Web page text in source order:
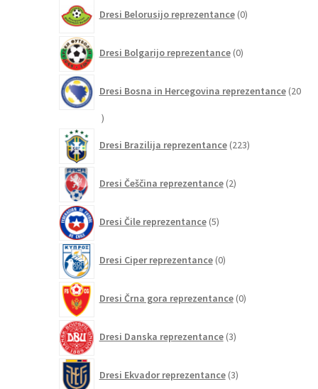
Dresi Belorusijo reprezentance 0izdelkov
Dresi Bolgarijo reprezentance 0izdelkov
Dresi Bosna in Hercegovina reprezentance 20
20
Dresi Brazilija reprezentance 223izdelkov
Dresi Češčina reprezentance 2izdelka
Dresi Čile reprezentance 5izdelkov
Dresi Ciper reprezentance 0izdelkov
Dresi Črna gora reprezentance 0izdelkov
Dresi Danska reprezentance 3izdelki
Dresi Ekvador reprezentance 3izdelki